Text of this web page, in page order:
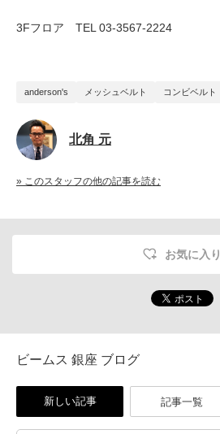
3Fフロア TEL 03-3567-2224
anderson's メッシュベルト コンビベルト
北角 元
» このスタッフの他の記事を読む
お気に入り
ビームス 銀座 ブログ
新しい記事 記事一覧